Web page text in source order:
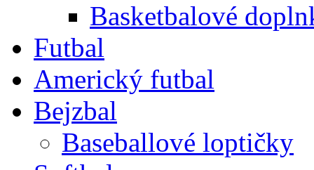
Basketbalové
Futbal
Americký futbal
Bejzbal
Baseballové loptičky